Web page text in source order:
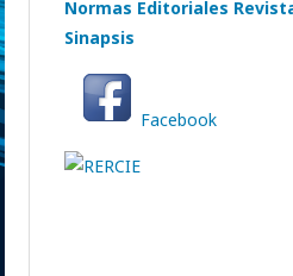
Normas Editoriales
Sinapsis
Facebook